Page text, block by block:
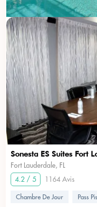
Sonesta ES Suites Fort
Fort Lauderdale, FL
4.2 / 5
1164 Avis
Chambre De Jour
Pass